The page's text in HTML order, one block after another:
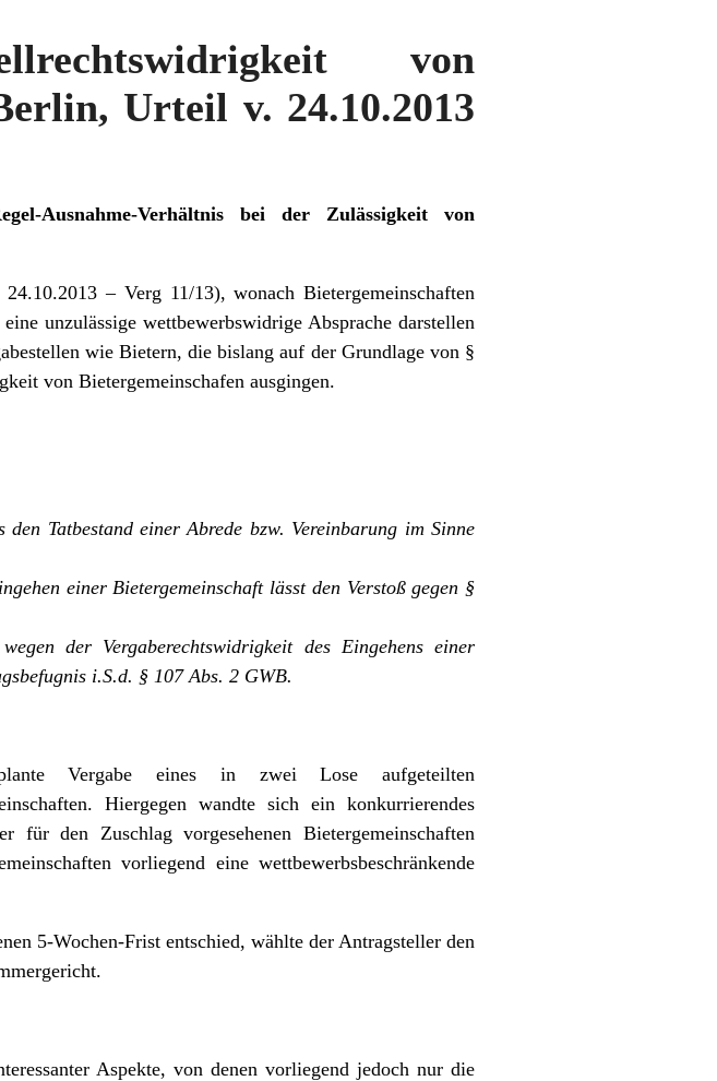
von
Urteil v. 24.10.2013
Ausnahme-Verhältnis bei der Zulässigkeit von
– Verg 11/13), wonach Bietergemeinschaften
unzulässige wettbewerbswidrige Absprache darstellen
wie Bietern, die bislang auf der Grundlage von §
von Bietergemeinschafen ausgingen.
Tatbestand einer Abrede bzw. Vereinbarung im Sinne
einer Bietergemeinschaft lässt den Verstoß gegen §
der Vergaberechtswidrigkeit des Eingehens einer
i.S.d. § 107 Abs. 2 GWB.
Vergabe eines in zwei Lose aufgeteilten
Hiergegen wandte sich ein konkurrierendes
den Zuschlag vorgesehenen Bietergemeinschaften
vorliegend eine wettbewerbsbeschränkende
5-Wochen-Frist entschied, wählte der Antragsteller den
Aspekte, von denen vorliegend jedoch nur die